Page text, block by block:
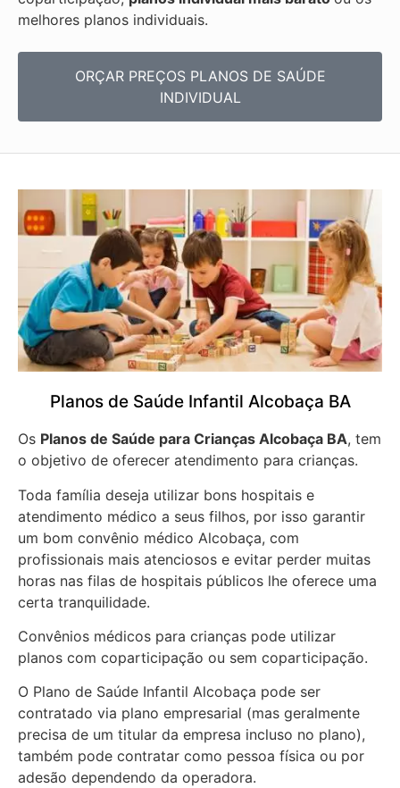
melhores planos individuais.
ORÇAR PREÇOS PLANOS DE SAÚDE
INDIVIDUAL
Planos de Saúde Infantil Alcobaça BA
Os Planos de Saúde para Crianças Alcobaça BA, tem
o objetivo de oferecer atendimento para crianças.
Toda família deseja utilizar bons hospitais e
atendimento médico a seus filhos, por isso garantir
um bom convênio médico Alcobaça, com
profissionais mais atenciosos e evitar perder muitas
horas nas filas de hospitais públicos lhe oferece uma
certa tranquilidade.
Convênios médicos para crianças pode utilizar
planos com coparticipação ou sem coparticipação.
O Plano de Saúde Infantil Alcobaça pode ser
contratado via plano empresarial (mas geralmente
precisa de um titular da empresa incluso no plano),
também pode contratar como pessoa física ou por
adesão dependendo da operadora.